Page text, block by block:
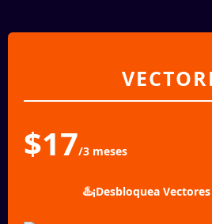
$17/3 meses
♨️¡Desbloquea